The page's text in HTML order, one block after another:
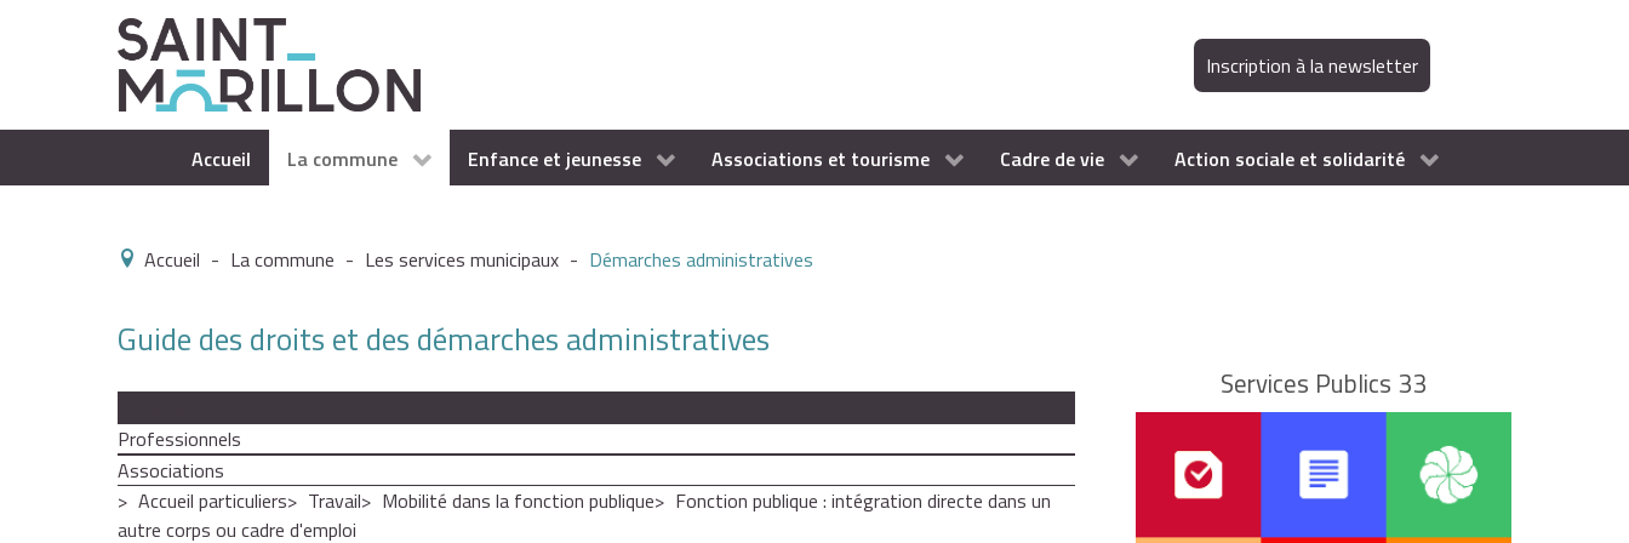
Inscription à la newsletter
Accueil La commune Enfance et jeunesse Associations et tourisme Cadre de vie Action sociale et solidarité
Accueil - La commune - Les services municipaux - Démarches administratives
Guide des droits et des démarches administratives
Professionnels
Associations
Accueil particuliers
Travail Mobilité dans la fonction publique
Fonction publique : intégration directe dans un
autre corps ou cadre d'emploi
Services Publics 33